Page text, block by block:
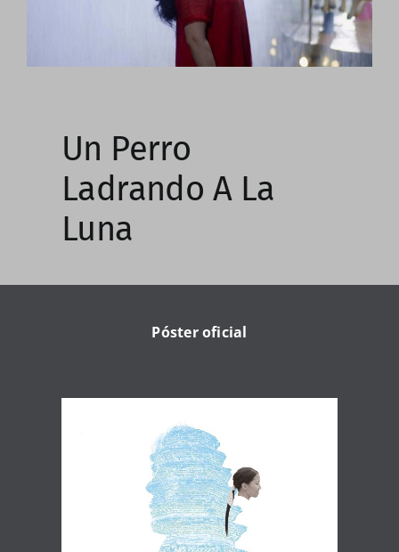
Un Perro
Ladrando A La
Luna
Póster oficial